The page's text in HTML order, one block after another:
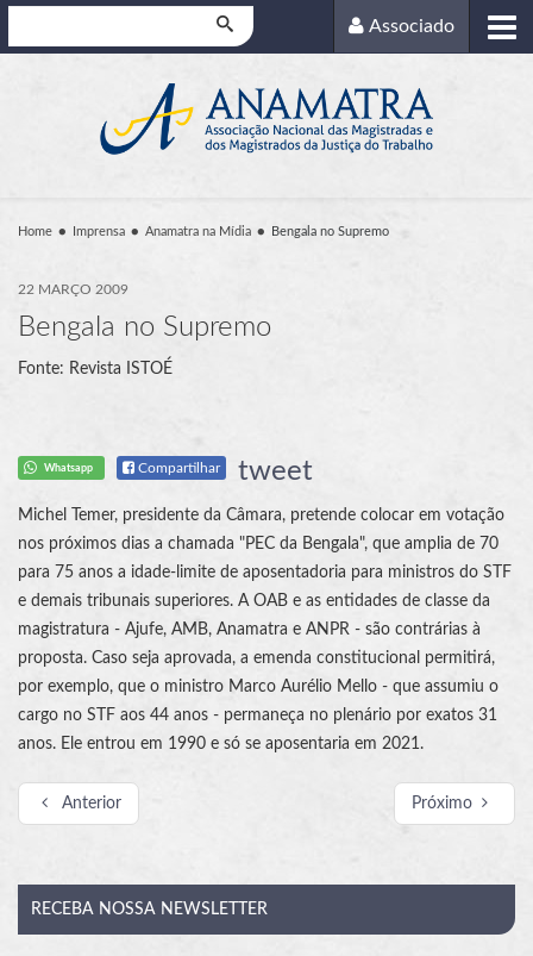
Associado
Home Imprensa Anamatra na Mídia Bengala no Supremo
22 MARÇO 2009
Bengala no Supremo
Fonte: Revista ISTOÉ
Whatsapp Compartilhar tweet
Michel Temer, presidente da Câmara, pretende colocar em votação
nos próximos dias a chamada "PEC da Bengala", que amplia de 70
para 75 anos a idade-limite de aposentadoria para ministros do STF
e demais tribunais superiores. A OAB e as entidades de classe da
magistratura - Ajufe, AMB, Anamatra e ANPR - são contrárias à
proposta. Caso seja aprovada, a emenda constitucional permitirá,
por exemplo, que o ministro Marco Aurélio Mello - que assumiu o
cargo no STF aos 44 anos - permaneça no plenário por exatos 31
anos. Ele entrou em 1990 e só se aposentaria em 2021.
Anterior Próximo
RECEBA NOSSA NEWSLETTER